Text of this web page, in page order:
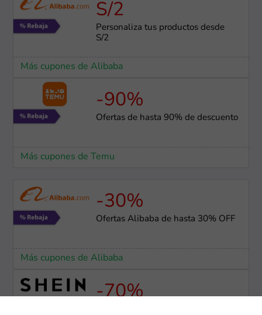
S/2
Personaliza tus productos desde
S/2
Más cupones de Alibaba
-90%
Ofertas de hasta 90% de descuento
Más cupones de Temu
-30%
Ofertas Alibaba de hasta 30% OFF
Más cupones de Alibaba
-70%